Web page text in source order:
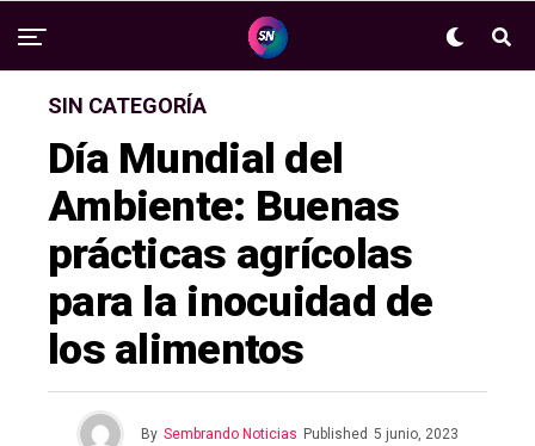
SIN CATEGORÍA
Día Mundial del
Ambiente: Buenas
prácticas agrícolas
para la inocuidad de
los alimentos
By Sembrando Noticias Published 5 junio, 2023